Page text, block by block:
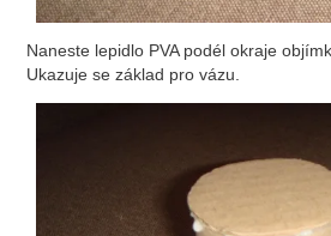
Naneste lepidlo PVA podél okraje
Ukazuje se základ pro vázu.